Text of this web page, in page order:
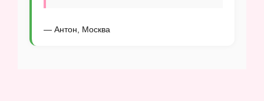
— Антон, Москва